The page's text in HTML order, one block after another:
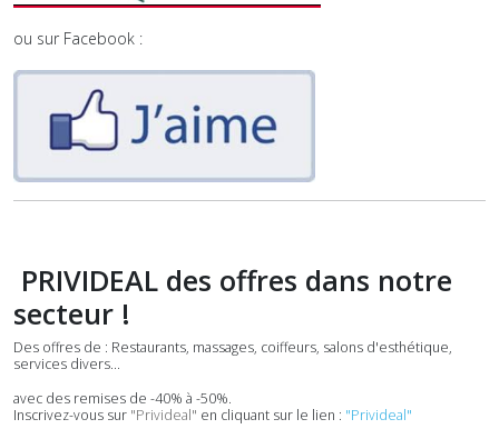
ou sur Facebook :
PRIVIDEAL des offres dans notre
secteur !
Des offres de : Restaurants, massages, coiffeurs, salons d'esthétique,
services divers...
avec des remises de -40% à -50%.
Inscrivez-vous sur "Privideal" en cliquant sur le lien : "Privideal"